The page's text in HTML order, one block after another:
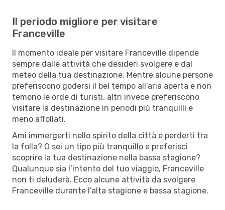
Il periodo migliore per visitare
Franceville
Il momento ideale per visitare Franceville dipende
sempre dalle attività che desideri svolgere e dal
meteo della tua destinazione. Mentre alcune persone
preferiscono godersi il bel tempo all’aria aperta e non
temono le orde di turisti, altri invece preferiscono
visitare la destinazione in periodi più tranquilli e
meno affollati.
Ami immergerti nello spirito della città e perderti tra
la folla? O sei un tipo più tranquillo e preferisci
scoprire la tua destinazione nella bassa stagione?
Qualunque sia l’intento del tuo viaggio, Franceville
non ti deluderà. Ecco alcune attività da svolgere
Franceville durante l’alta stagione e bassa stagione.